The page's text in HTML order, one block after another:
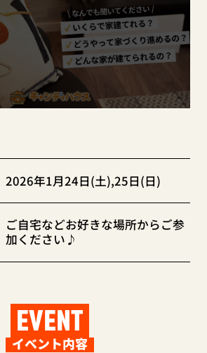
2026年1月24日(土),25日(日)
ご自宅などお好きな場所からご参
加ください♪
EVENT
イベント内容